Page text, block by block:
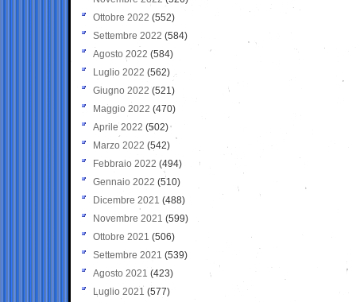
Ottobre 2022 (552)
Settembre 2022 (584)
Agosto 2022 (584)
Luglio 2022 (562)
Giugno 2022 (521)
Maggio 2022 (470)
Aprile 2022 (502)
Marzo 2022 (542)
Febbraio 2022 (494)
Gennaio 2022 (510)
Dicembre 2021 (488)
Novembre 2021 (599)
Ottobre 2021 (506)
Settembre 2021 (539)
Agosto 2021 (423)
Luglio 2021 (577)